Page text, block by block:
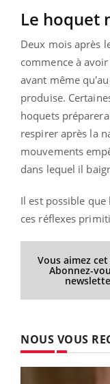
Le hoquet
Deux mois après
commence à
avant même
produise.
hoquets
respirer après la
mouvements
dans lequel il
Il est possible
ces réflexes
Vous aimez
Abonnez-
NOUS VOUS